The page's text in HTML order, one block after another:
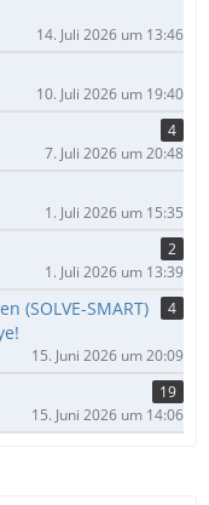
14. Juli 2026 um 13:46
10. Juli 2026 um 19:40
4
7. Juli 2026 um 20:48
1. Juli 2026 um 15:35
2
1. Juli 2026 um 13:39
(SOLVE-SMART)
4
15. Juni 2026 um 20:09
19
15. Juni 2026 um 14:06